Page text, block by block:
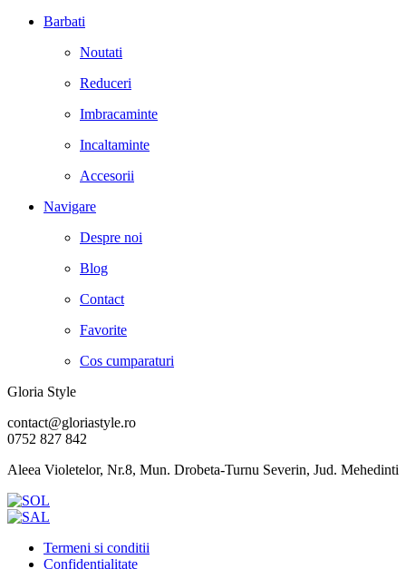
Barbati
Noutati
Reduceri
Imbracaminte
Incaltaminte
Accesorii
Navigare
Despre noi
Blog
Contact
Favorite
Cos cumparaturi
Gloria Style
contact@gloriastyle.ro
0752 827 842
Aleea Violetelor, Nr.8, Mun. Drobeta-Turnu Severin, Jud. Mehedinti
Termeni si conditii
Confidentialitate